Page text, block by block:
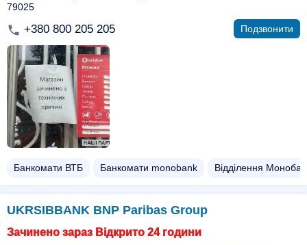
79025
+380 800 205 205 Подзвонити
Банкомати ВТБ Банкомати monobank Відділення
UKRSIBBANK BNP Paribas Group
Зачинено зараз Відкрито 24 години